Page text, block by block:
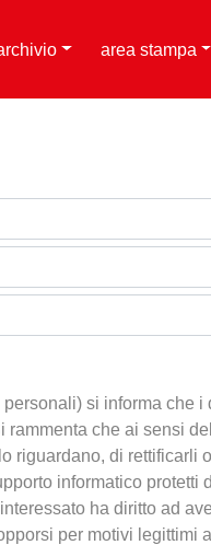
area stampa
si informa che i
che ai sensi
riguardano, di rettificarli
informatico protetti
ha diritto ad
per motivi legittimi